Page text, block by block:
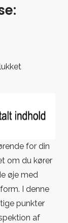
du
bremser
for din
om du kører
øje med
I denne
punkter
af